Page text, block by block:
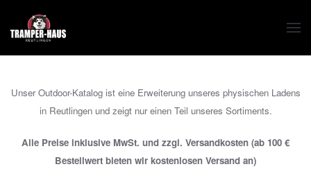
Zum Hauptinhalt springen
Unser Outdoor-Katalog ist eine Erweiterung unseres physischen Ladens
in Reutlingen und zeigt nur einen Teil unseres Sortiments.
Alle Preise inklusive MwSt. und zzgl. Versandkosten (ab 100 €
Bestellwert bieten wir kostenlosen Versand an)